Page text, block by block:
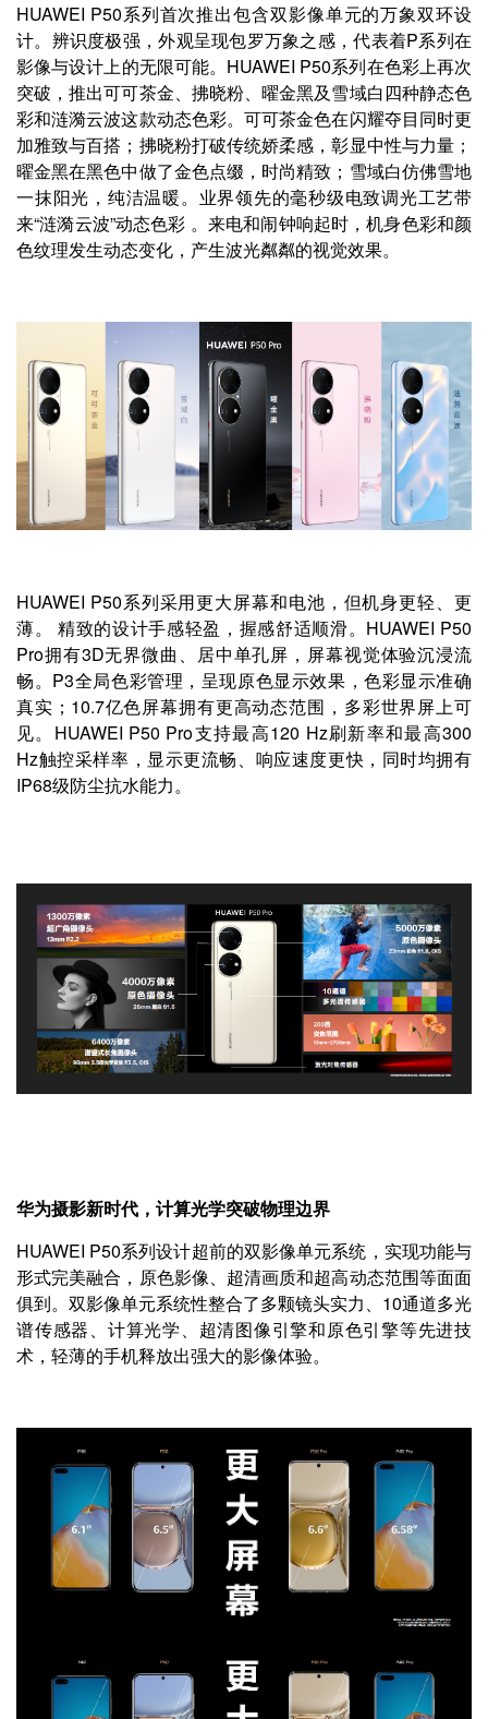
HUAWEI P50系列首次推出包含双影像单元的万象双环设
计。辨识度极强，外观呈现包罗万象之感，代表着P系列在
影像与设计上的无限可能。HUAWEI P50系列在色彩上再次
突破，推出可可茶金、拂晓粉、曜金黑及雪域白四种静态色
彩和涟漪云波这款动态色彩。可可茶金色在闪耀夺目同时更
加雅致与百搭；拂晓粉打破传统娇柔感，彰显中性与力量；
曜金黑在黑色中做了金色点缀，时尚精致；雪域白仿佛雪地
一抹阳光，纯洁温暖。业界领先的毫秒级电致调光工艺带
来“涟漪云波”动态色彩 。来电和闹钟响起时，机身色彩和颜
色纹理发生动态变化，产生波光粼粼的视觉效果。
HUAWEI P50系列采用更大屏幕和电池，但机身更轻、更
薄。 精致的设计手感轻盈，握感舒适顺滑。HUAWEI P50
Pro拥有3D无界微曲、居中单孔屏，屏幕视觉体验沉浸流
畅。P3全局色彩管理，呈现原色显示效果，色彩显示准确
真实；10.7亿色屏幕拥有更高动态范围，多彩世界屏上可
见。HUAWEI P50 Pro支持最高120 Hz刷新率和最高300
Hz触控采样率，显示更流畅、响应速度更快，同时均拥有
IP68级防尘抗水能力。
华为摄影新时代，计算光学突破物理边界
HUAWEI P50系列设计超前的双影像单元系统，实现功能与
形式完美融合，原色影像、超清画质和超高动态范围等面面
俱到。双影像单元系统性整合了多颗镜头实力、10通道多光
谱传感器、计算光学、超清图像引擎和原色引擎等先进技
术，轻薄的手机释放出强大的影像体验。